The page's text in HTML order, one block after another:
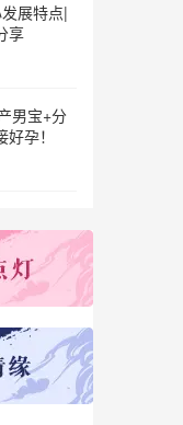
展特点|
享
男宝+分
孕！